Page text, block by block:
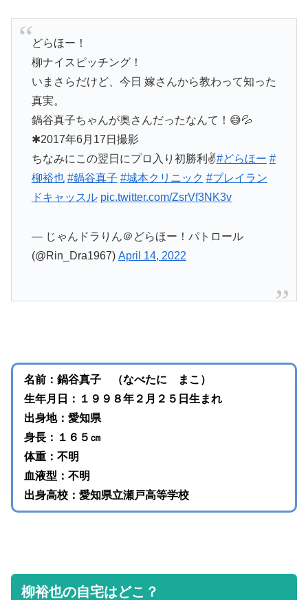
どらほー！
柳ナイスピッチング！
いまさらだけど、今日 嫁さんから教わって知った
真実。
鍋谷真子ちゃんが奥さんだったなんて！😅💦
✱2017年6月17日撮影
ちなみにこの翌日にプロ入り初勝利✌️#どらほー #
柳裕也 #鍋谷真子 #城本クリニック #プレイラン
ドキャッスル pic.twitter.com/ZsrVf3NK3v
— じゃんドラりん＠どらほー！パトロール
(@Rin_Dra1967) April 14, 2022
名前：鍋谷真子 （なべたに まこ）
生年月日：１９９８年２月２５日生まれ
出身地：愛知県
身長：１６５㎝
体重：不明
血液型：不明
出身高校：愛知県立瀬戸高等学校
柳裕也の自宅はどこ？